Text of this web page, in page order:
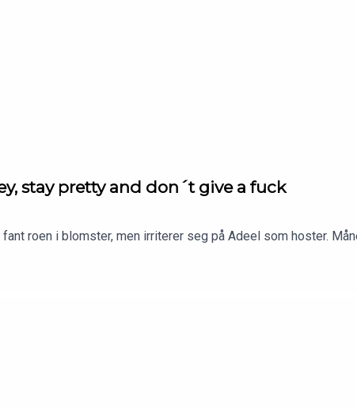
stay pretty and don´t give a fuck
roen i blomster, men irriterer seg på Adeel som hoster.